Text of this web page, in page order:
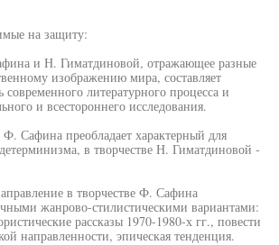
на защиту:
и Н. Гиматдиновой, отражающее разные
изображению мира, составляет
современного литературного процесса и
и всестороннего исследования.
Сафина преобладает характерный для
в творчестве Н. Гиматдиновой -
в творчестве Ф. Сафина
жанрово-стилистическими вариантами:
рассказы 1970-1980-х гг., повести
направленности, эпическая тенденция.